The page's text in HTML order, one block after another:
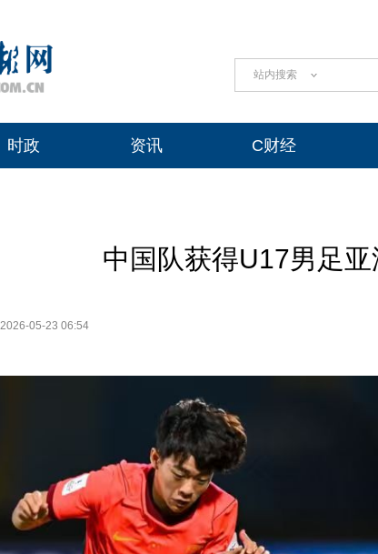
站内搜索
时政 资讯 C财经
中国队获得U17男足
2026-05-23 06:54